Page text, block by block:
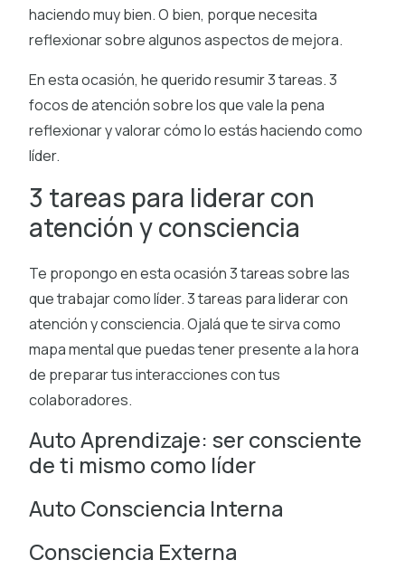
haciendo muy bien. O bien, porque necesita
reflexionar sobre algunos aspectos de mejora.
En esta ocasión, he querido resumir 3 tareas. 3
focos de atención sobre los que vale la pena
reflexionar y valorar cómo lo estás haciendo como
líder.
3 tareas para liderar con
atención y consciencia
Te propongo en esta ocasión 3 tareas sobre las
que trabajar como líder. 3 tareas para liderar con
atención y consciencia. Ojalá que te sirva como
mapa mental que puedas tener presente a la hora
de preparar tus interacciones con tus
colaboradores.
Auto Aprendizaje: ser consciente
de ti mismo como líder
Auto Consciencia Interna
Consciencia Externa